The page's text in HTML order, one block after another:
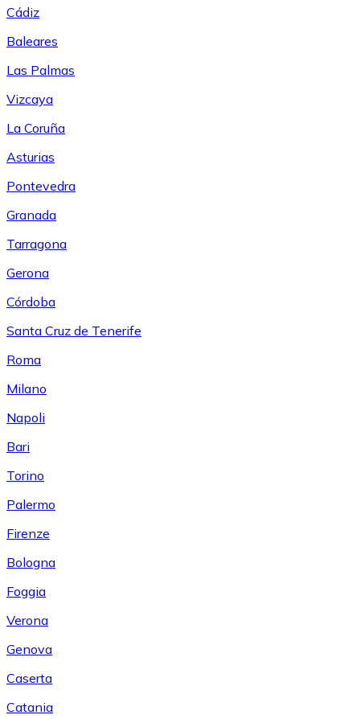
Cádiz
Baleares
Las Palmas
Vizcaya
La Coruña
Asturias
Pontevedra
Granada
Tarragona
Gerona
Córdoba
Santa Cruz de Tenerife
Roma
Milano
Napoli
Bari
Torino
Palermo
Firenze
Bologna
Foggia
Verona
Genova
Caserta
Catania